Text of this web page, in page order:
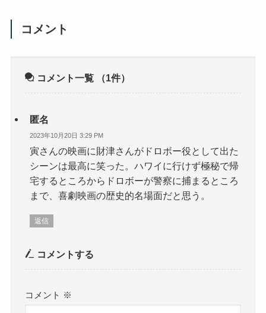
コメント
コメント一覧 （1件）
匿名
2023年10月20日 3:29 PM
寅さんの映画に財津さんがドロボー役として出た
シーンは最高に笑った。ハワイに行けず極秘で帰
宅するところからドロボーが警察に捕まるところ
まで、喜劇映画の歴史的名場面だと思う。
返信
コメントする
コメント ※